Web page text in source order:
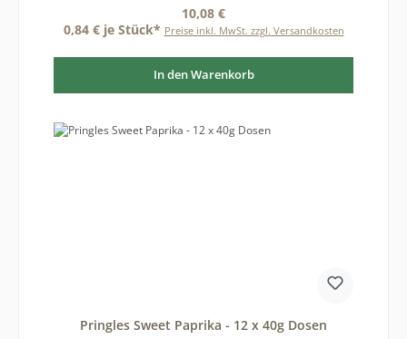
Regulärer Preis:
10,08 €
0,84 € je Stück* Preise inkl. MwSt. zzgl. Versandkosten
In den Warenkorb
Pringles Sweet Paprika - 12 x 40g Dosen